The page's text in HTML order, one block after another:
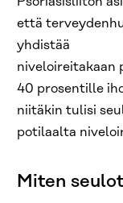
että
yhdistää
niveloireitakaan
40 prosentille
niitäkin tulisi
potilaalta
Miten